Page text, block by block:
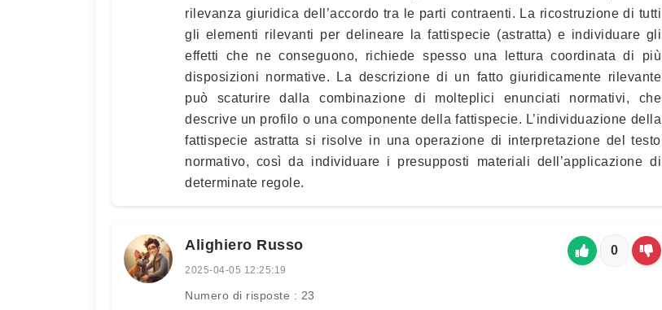
rilevanza giuridica dell’accordo tra le parti contraenti. La ricostruzione di tutti
gli elementi rilevanti per delineare la fattispecie (astratta) e individuare gli
effetti che ne conseguono, richiede spesso una lettura coordinata di più
disposizioni normative. La descrizione di un fatto giuridicamente rilevante
può scaturire dalla combinazione di molteplici enunciati normativi, che
descrive un profilo o una componente della fattispecie. L’individuazione della
fattispecie astratta si risolve in una operazione di interpretazione del testo
normativo, così da individuare i presupposti materiali dell’applicazione di
determinate regole.
Alighiero Russo
2025-04-05 12:25:19
Numero di risposte : 23
0